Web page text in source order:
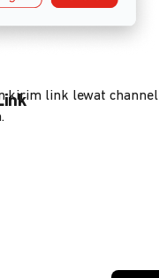
kirim link lewat channel